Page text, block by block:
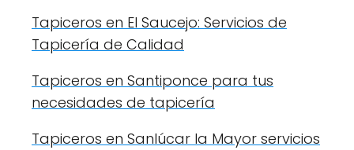
Tapiceros en El Saucejo: Servicios de
Tapicería de Calidad
Tapiceros en Santiponce para tus
necesidades de tapicería
Tapiceros en Sanlúcar la Mayor servicios